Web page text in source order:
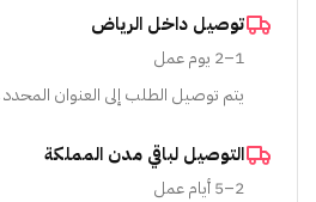
توصيل داخل الرياض
1–2 يوم عمل
يتم توصيل الطلب إلى العنوان
التوصيل لباقي مدن المملكة
2–5 أيام عمل